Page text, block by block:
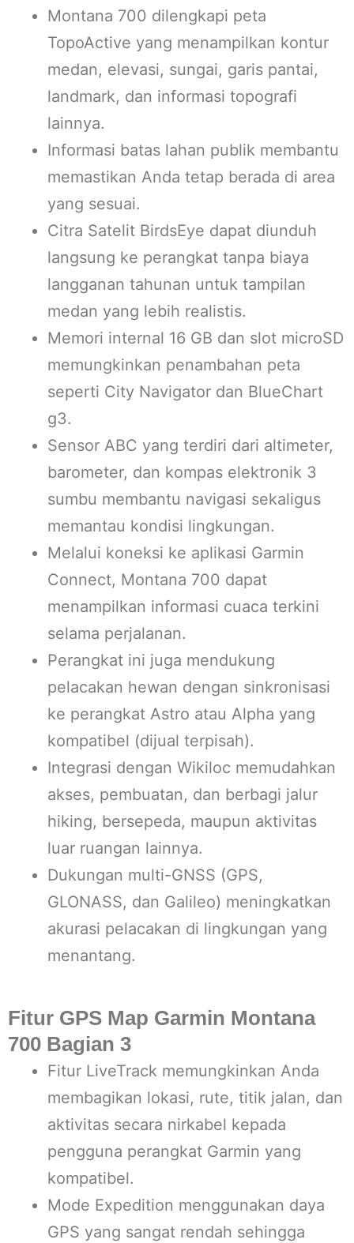
Montana 700 dilengkapi peta
TopoActive yang menampilkan kontur
medan, elevasi, sungai, garis pantai,
landmark, dan informasi topografi
lainnya.
Informasi batas lahan publik membantu
memastikan Anda tetap berada di area
yang sesuai.
Citra Satelit BirdsEye dapat diunduh
langsung ke perangkat tanpa biaya
langganan tahunan untuk tampilan
medan yang lebih realistis.
Memori internal 16 GB dan slot microSD
memungkinkan penambahan peta
seperti City Navigator dan BlueChart
g3.
Sensor ABC yang terdiri dari altimeter,
barometer, dan kompas elektronik 3
sumbu membantu navigasi sekaligus
memantau kondisi lingkungan.
Melalui koneksi ke aplikasi Garmin
Connect, Montana 700 dapat
menampilkan informasi cuaca terkini
selama perjalanan.
Perangkat ini juga mendukung
pelacakan hewan dengan sinkronisasi
ke perangkat Astro atau Alpha yang
kompatibel (dijual terpisah).
Integrasi dengan Wikiloc memudahkan
akses, pembuatan, dan berbagi jalur
hiking, bersepeda, maupun aktivitas
luar ruangan lainnya.
Dukungan multi-GNSS (GPS,
GLONASS, dan Galileo) meningkatkan
akurasi pelacakan di lingkungan yang
menantang.
Fitur GPS Map Garmin Montana
700 Bagian 3
Fitur LiveTrack memungkinkan Anda
membagikan lokasi, rute, titik jalan, dan
aktivitas secara nirkabel kepada
pengguna perangkat Garmin yang
kompatibel.
Mode Expedition menggunakan daya
GPS yang sangat rendah sehingga